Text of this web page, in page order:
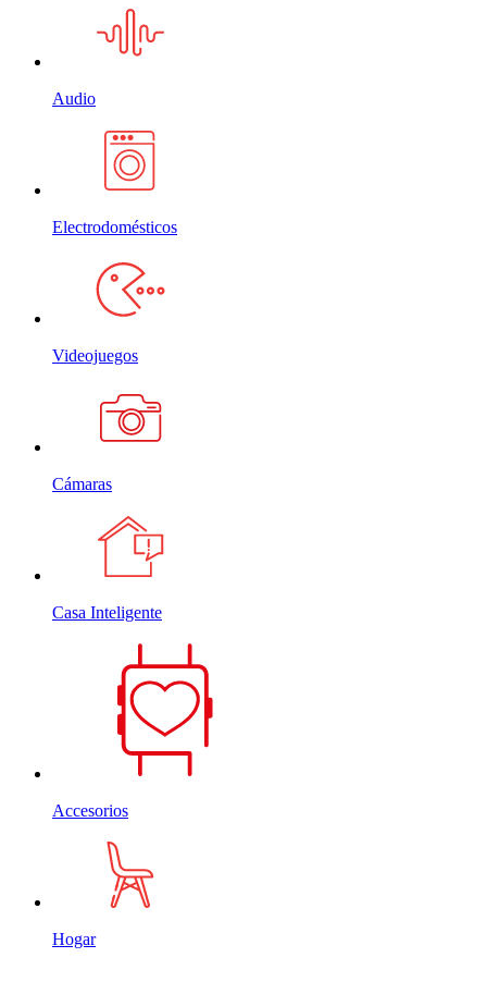
Audio
Electrodomésticos
Videojuegos
Cámaras
Casa Inteligente
Accesorios
Hogar